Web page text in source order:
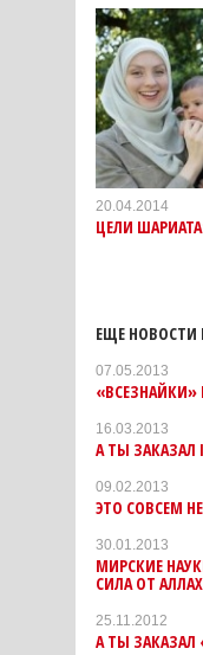
20.04.2014
ЦЕЛИ
ЕЩЕ НОВОСТИ
07.05.2013
«ВСЕЗНАЙКИ»
16.03.2013
А ТЫ ЗАКАЗАЛ
09.02.2013
ЭТО СОВСЕМ
30.01.2013
МИРСКИЕ
СИЛА ОТ
25.11.2012
А ТЫ ЗАКАЗАЛ